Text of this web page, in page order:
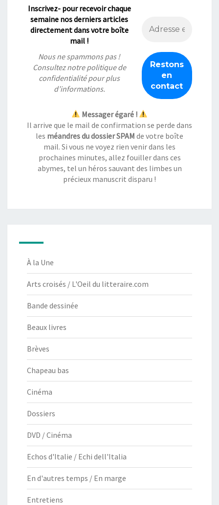
Inscrivez- pour recevoir chaque
semaine nos derniers articles
directement dans votre boîte
mail !
Nous ne spammons pas !
Consultez notrepolitique de
confidentialitépour plus
d’informations.
Messager égaré !
Il arrive que le mail de confirmation se perde dans
les méandres du dossier SPAM de votre boîte
mail. Si vous ne voyez rien venir dans les
prochaines minutes, allez fouiller dans ces
abymes, tel un héros sauvant des limbes un
précieux manuscrit disparu !
À la Une
Arts croisés / L'Oeil du litteraire.com
Bande dessinée
Beaux livres
Brèves
Chapeau bas
Cinéma
Dossiers
DVD / Cinéma
Echos d'Italie / Echi dell'Italia
En d'autres temps / En marge
Entretiens